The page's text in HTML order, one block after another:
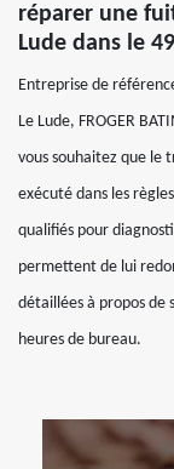
réparer une
Lude dans le
Entreprise de
Le Lude, FROGER
vous souhaitez que le
exécuté dans les
qualifiés pour
permettent de lui
détaillées à propos de
heures de bureau.